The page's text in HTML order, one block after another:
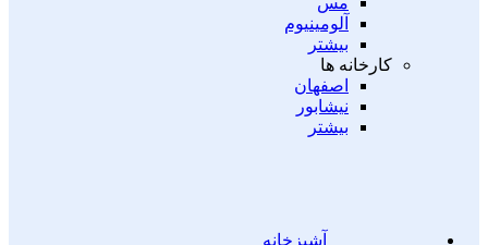
آلومینیوم
بیشتر
کارخانه ها
اصفهان
نیشابور
بیشتر
آشپزخانه